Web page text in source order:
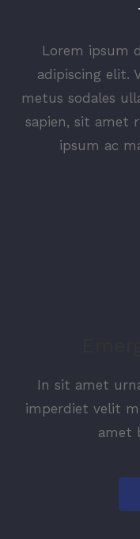
Lorem ipsum
adipiscing elit.
metus sodales
sapien, sit amet
ipsum ac
In sit amet
imperdiet velit
amet